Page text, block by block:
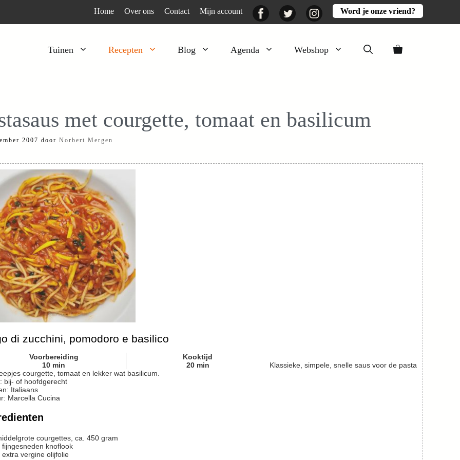
Home Over ons Contact Mijn account FacebookTwitter InstagramWord je onze vriend?
Tuinen Recepten Blog Agenda Webshop
Kruiden
Moestuin
Verfplanten
Voedselbos
Peulgroenten
Vruchtgewassen
Activiteiten
Mooi
met courgette, tomaat en basilicum
2007 door Norbert Mergen
di zucchini, pomodoro e basilico
Voorbereiding
10 min
Kooktijd
20 min
Klassieke, simpele, snelle saus voor de pasta
courgette, tomaat en lekker wat basilicum.
bij- of hoofdgerecht
Italiaans
: Marcella Cucina
courgettes, ca. 450 gram
fijngesneden knoflook
extra vergine olijfolie